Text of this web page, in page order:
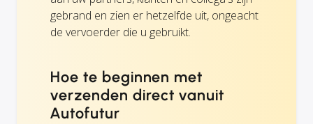
gebrand en zien er hetzelfde uit, ongeacht
de vervoerder die u gebruikt.
Hoe te beginnen met
verzenden direct vanuit
Autofutur